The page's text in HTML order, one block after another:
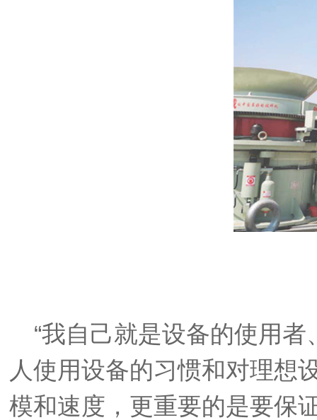
“我自己就是设备的使用
人使用设备的习惯和对理想
模和速度，更重要的是要保